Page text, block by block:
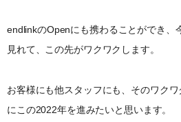
endlinkのOpenにも携わることができ、
見れて、この先がワクワクします。
お客様にも他スタッフにも、そのワク
にこの2022年を進みたいと思います。